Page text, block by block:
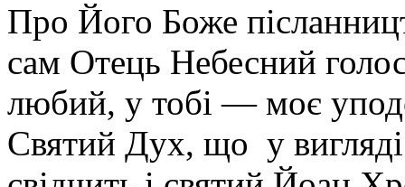
Про Його Боже
сам Отець Небесний
любий, у тобі — моє
Святий Дух, що у